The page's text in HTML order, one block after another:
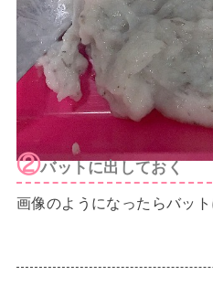
②バットに出しておく
画像のようになったらバット